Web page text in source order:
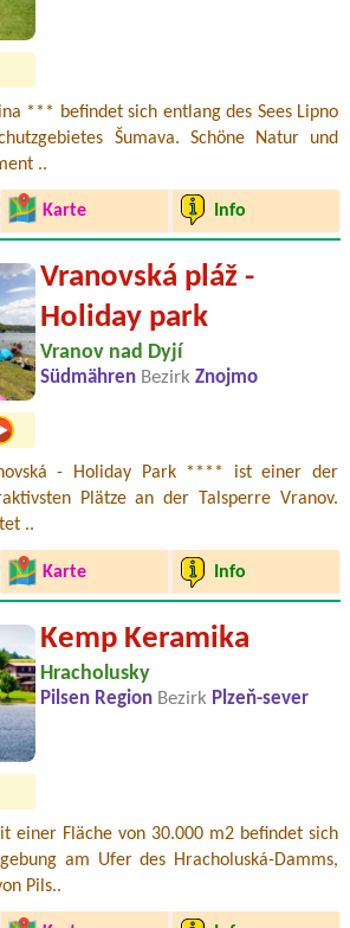
*** befindet sich entlang des Sees Lipno
Šumava. Schöne Natur und
..
Karte Info
Vranovská pláž -
Holiday park
Vranov nad Dyjí
Südmähren Bezirk Znojmo
- Holiday Park **** ist einer der
Plätze an der Talsperre Vranov.
..
Karte Info
Kemp Keramika
Hracholusky
Pilsen Region Bezirk Plzeň-sever
einer Fläche von 30.000 m2 befindet sich
am Ufer des Hracholuská-Damms,
Pils..